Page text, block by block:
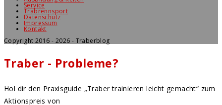
Service
Trabrennsport
Datenschutz
Impressum
Kontakt
Copyright 2016 - 2026 - Traberblog
Traber - Probleme?
Hol dir den Praxisguide „Traber trainieren leicht gemacht“ zum
Aktionspreis von